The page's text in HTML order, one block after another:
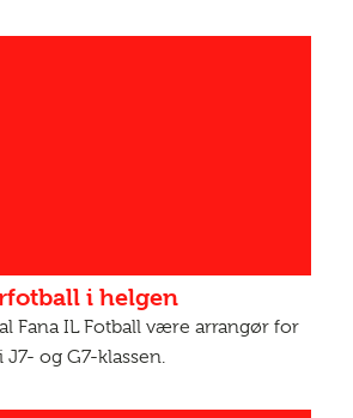
i helgen
Fana IL Fotball være arrangør for
og G7-klassen.